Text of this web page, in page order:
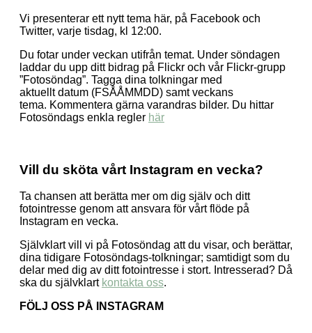
Vi presenterar ett nytt tema här, på Facebook och
Twitter, varje tisdag, kl 12:00.
Du fotar under veckan utifrån temat. Under söndagen
laddar du upp ditt bidrag på Flickr och vår Flickr-grupp
”Fotosöndag”. Tagga dina tolkningar med
aktuellt datum (FSÅÅMMDD) samt veckans
tema. Kommentera gärna varandras bilder. Du hittar
Fotosöndags enkla regler här
Vill du sköta vårt Instagram en vecka?
Ta chansen att berätta mer om dig själv och ditt
fotointresse genom att ansvara för vårt flöde på
Instagram en vecka.
Självklart vill vi på Fotosöndag att du visar, och berättar,
dina tidigare Fotosöndags-tolkningar; samtidigt som du
delar med dig av ditt fotointresse i stort. Intresserad? Då
ska du självklart kontakta oss.
FÖLJ OSS PÅ INSTAGRAM